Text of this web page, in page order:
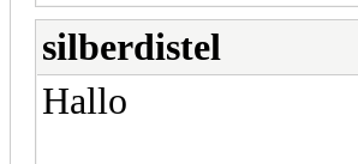
silberdistel
Hallo